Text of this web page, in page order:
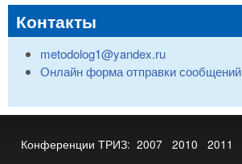
Контакты
metodolog1@yandex.ru
Онлайн форма отправки сообщений
Конференции ТРИЗ: 2007 2010 2011